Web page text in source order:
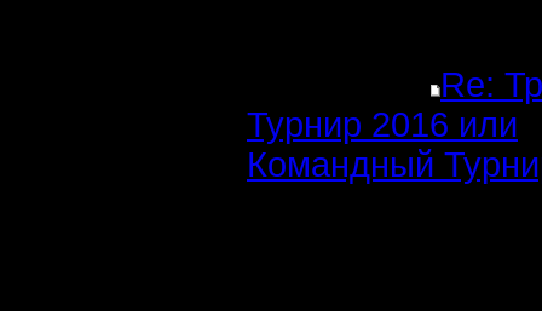
Re:
Турнир 2016 или
Командный